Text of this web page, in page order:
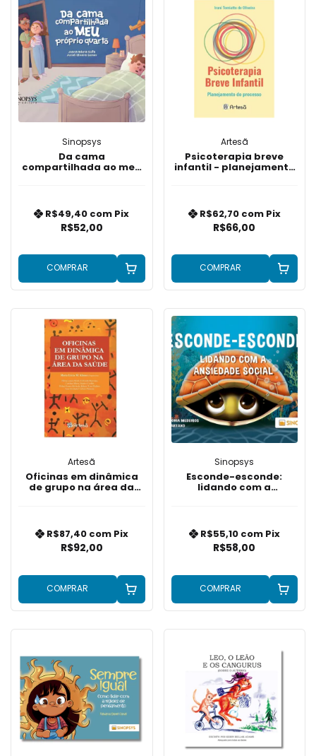
Sinopsys
Da cama
compartilhada ao meu
R$52,00
R$49,40 com Pix
COMPRAR
Artesã
Psicoterapia breve
infantil - planejamento
R$66,00
R$62,70 com Pix
COMPRAR
Artesã
Oficinas em dinâmica
de grupo na área da
R$92,00
R$87,40 com Pix
COMPRAR
Sinopsys
Esconde-esconde:
lidando com a
R$58,00
R$55,10 com Pix
COMPRAR